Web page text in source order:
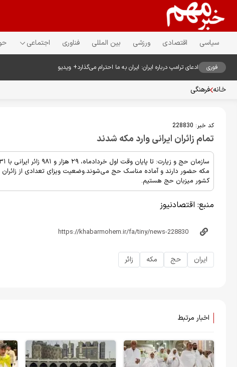
سیاسی اقتصادی ورزشی بین المللی فناوری اجتماعی
فوری ادعای ترامپ درباره ایران: ایران به ما احترام می‌گذارد+ ویدیو
خانه فرهنگی
کد خبر: 228830
تمام زائران ایرانی وارد مکه شدند
مکه حضور دارند و آماده مناسک حج می‌شوند.وضعیت ویزای تعدادی از
کشور میزبان حج هستیم.
منبع: اقتصادنیوز
ایران حج مکه زائر
اخبار مرتبط